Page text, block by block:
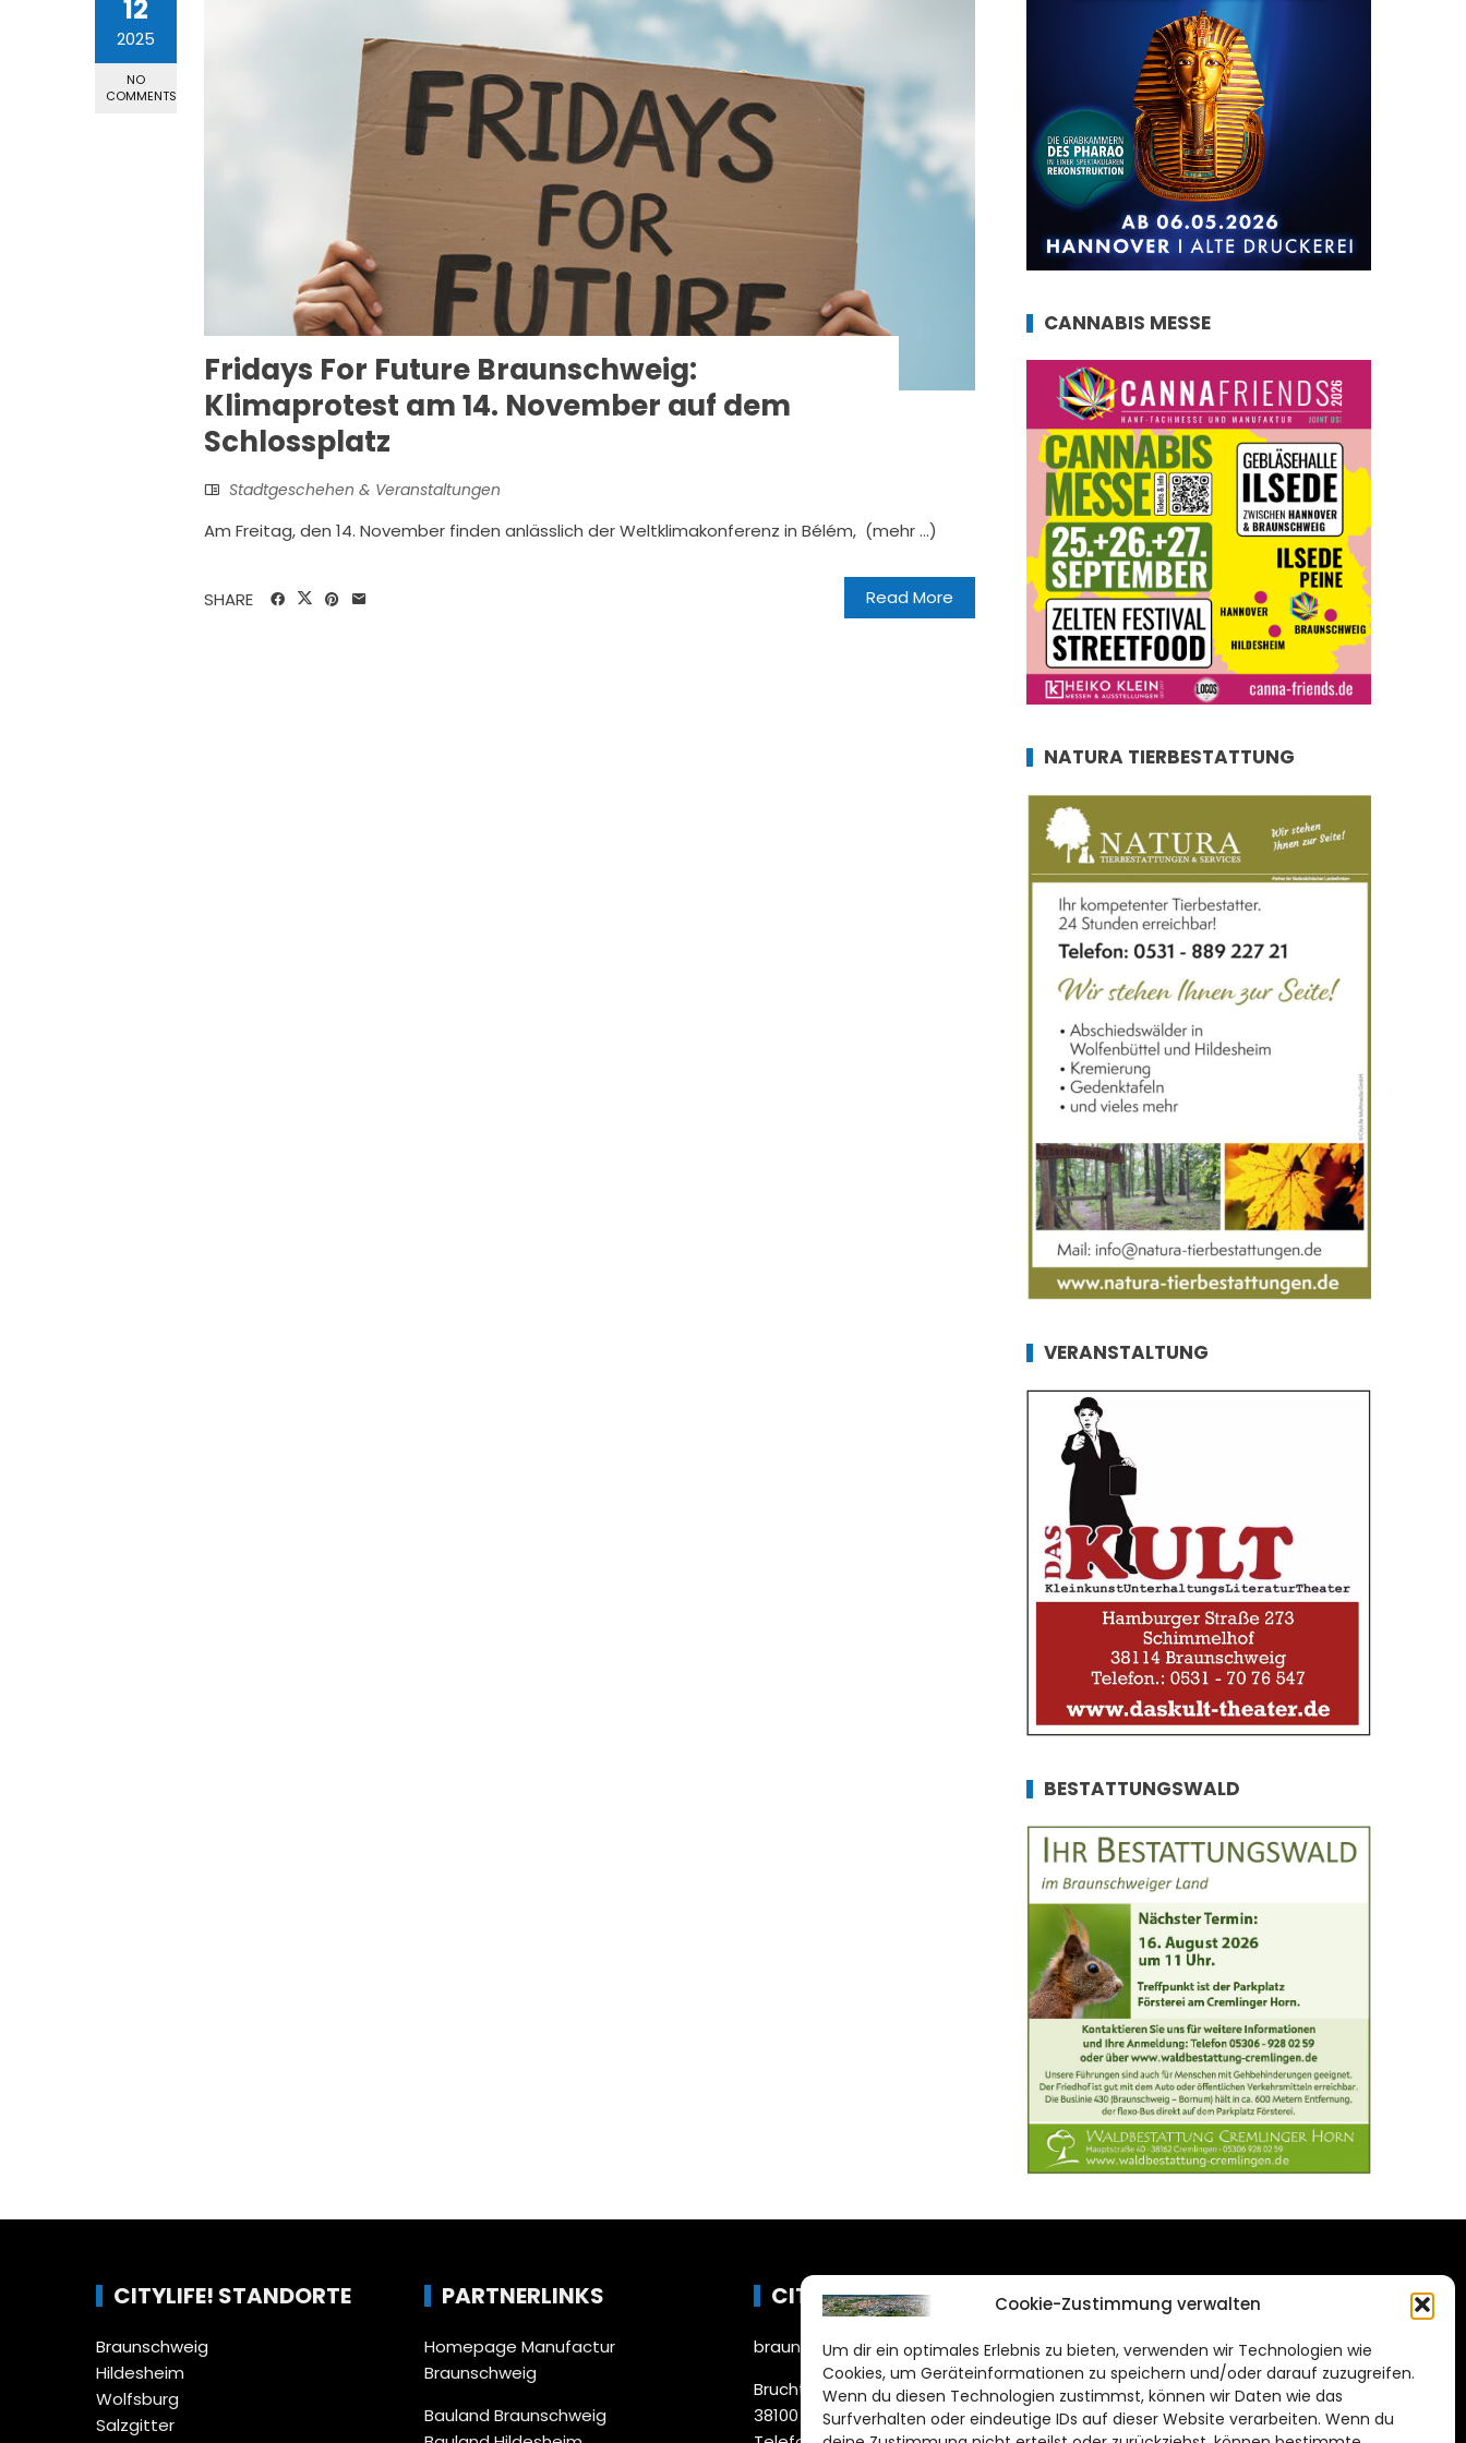
Cookie-Zustimmung verwalten
Um dir ein optimales Erlebnis zu bieten, verwenden wir Technologien wie
Cookies, um Geräteinformationen zu speichern und/oder darauf zuzugreifen.
Wenn du diesen Technologien zustimmst, können wir Daten wie das
Surfverhalten oder eindeutige IDs auf dieser Website verarbeiten. Wenn du
12
2025
NO
COMMENTS
Fridays For Future Braunschweig:
Klimaprotest am 14. November auf dem
Schlossplatz
Stadtgeschehen & Veranstaltungen
Am Freitag, den 14. November finden anlässlich der Weltklimakonferenz in Bélém, (mehr …)
Read More
SHARE
CANNABIS MESSE
NATURA TIERBESTATTUNG
VERANSTALTUNG
BESTATTUNGSWALD
CITYLIFE! STANDORTE
Braunschweig
Hildesheim
Wolfsburg
Salzgitter
PARTNERLINKS
Homepage Manufactur
Braunschweig
Bauland Braunschweig
CITYLIFE!
braunschweig@citylifemedien.de
Bruchtorwall 12
38100 Braunschweig
DAS STADTMAGAZIN
FÜR BRAUNSCHWEIG
Impressum
Datenschutzerklärung
Cookie Richtlinie